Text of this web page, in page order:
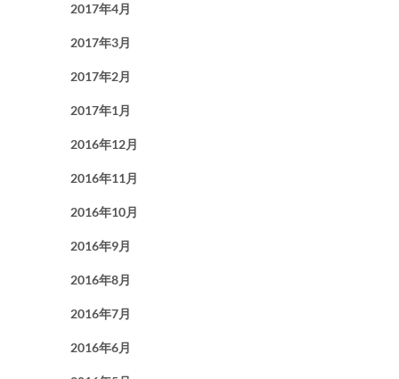
2017年4月
2017年3月
2017年2月
2017年1月
2016年12月
2016年11月
2016年10月
2016年9月
2016年8月
2016年7月
2016年6月